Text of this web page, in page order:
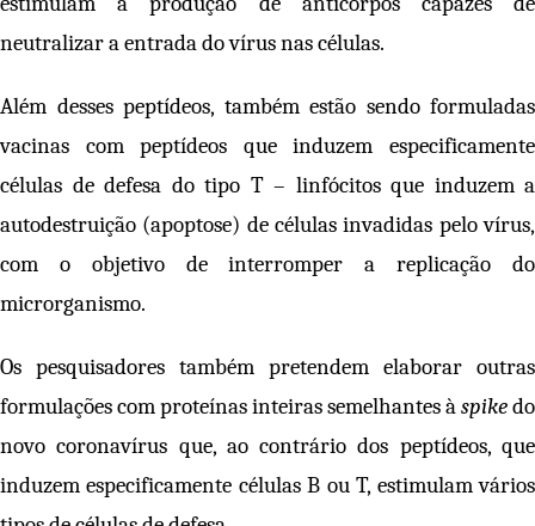
neutralizar a entrada do vírus nas células.
Além desses peptídeos, também estão sendo formuladas
vacinas com peptídeos que induzem especificamente
células de defesa do tipo T – linfócitos que induzem a
autodestruição (apoptose) de células invadidas pelo vírus,
com o objetivo de interromper a replicação do
microrganismo.
Os pesquisadores também pretendem elaborar outras
formulações com proteínas inteiras semelhantes àspikedo
novo coronavírus que, ao contrário dos peptídeos, que
induzem especificamente células B ou T, estimulam vários